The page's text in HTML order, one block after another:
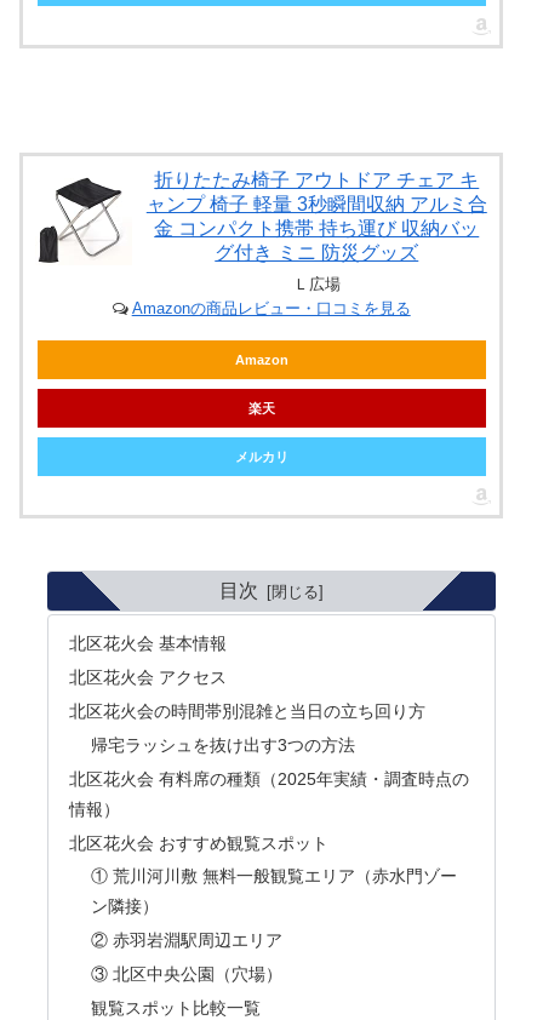
折りたたみ椅子 アウトドア チェア キ
ャンプ 椅子 軽量 3秒瞬間収納 アルミ合
金 コンパクト携帯 持ち運び 収納バッ
グ付き ミニ 防災グッズ
Ｌ広場
Amazonの商品レビュー・口コミを見る
Amazon
楽天
メルカリ
目次
北区花火会 基本情報
北区花火会 アクセス
北区花火会の時間帯別混雑と当日の立ち回り方
帰宅ラッシュを抜け出す3つの方法
北区花火会 有料席の種類（2025年実績・調査時点の
情報）
北区花火会 おすすめ観覧スポット
① 荒川河川敷 無料一般観覧エリア（赤水門ゾー
ン隣接）
② 赤羽岩淵駅周辺エリア
③ 北区中央公園（穴場）
観覧スポット比較一覧